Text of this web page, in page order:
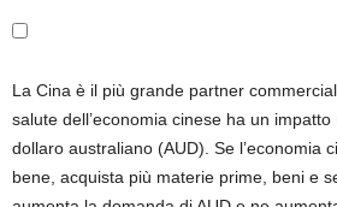
La Cina è il più grande partner
salute dell’economia cinese ha un
dollaro australiano (AUD). Se l’economia
bene, acquista più materie prime, beni e